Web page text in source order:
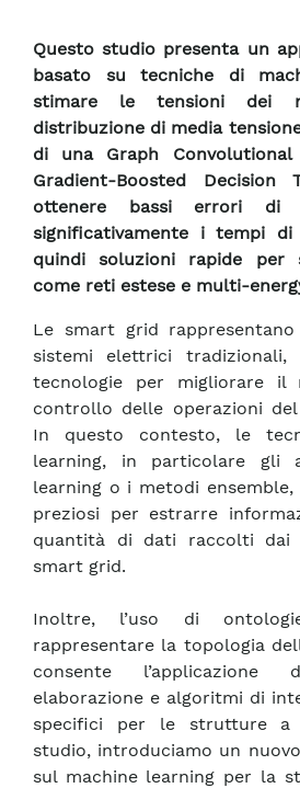
Questo studio presenta un
basato su tecniche di
stimare le tensioni
distribuzione di media
di una Graph
Gradient-Boosted Decision
ottenere bassi errori di
significativamente i tempi
quindi soluzioni rapide per
come reti estese e multi-
Le smart grid rappresentano
sistemi elettrici tradizionali,
tecnologie per migliorare il
controllo delle operazioni
In questo contesto, le
learning, in particolare gli
learning o i metodi
preziosi per estrarre
quantità di dati raccolti dai
smart grid.
Inoltre, l’uso di
rappresentare la topologia
consente
elaborazione e algoritmi di
specifici per le strutture a
studio, introduciamo un
sul machine learning per la